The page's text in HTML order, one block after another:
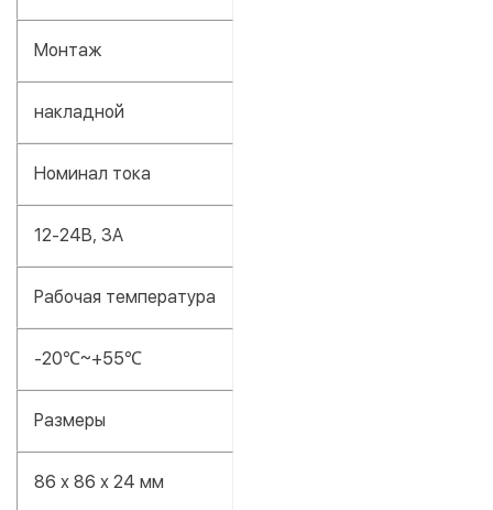
Монтаж
накладной
Номинал тока
12-24В, 3A
Рабочая температура
-20℃~+55℃
Размеры
86 х 86 х 24 мм